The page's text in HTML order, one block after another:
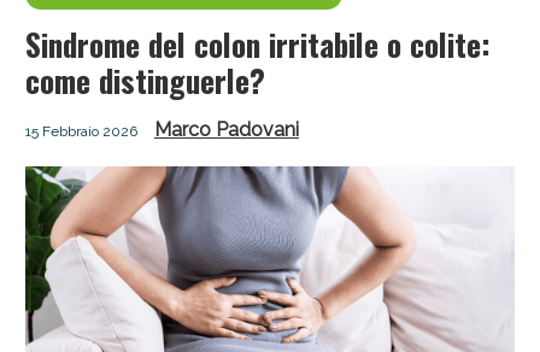
Sindrome del colon irritabile o colite:
come distinguerle?
15 Febbraio 2026 Marco Padovani
Salini e Multivitaminici: oggi Sconto extra fino al